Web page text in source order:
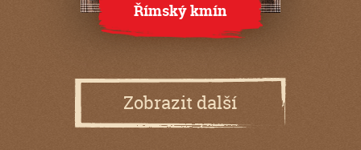
Římský kmín
Zobrazit další